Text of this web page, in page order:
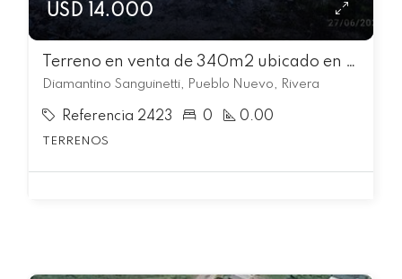
USD 14.000
Terreno en venta de 340m2 ubicado en Legislativo
Diamantino Sanguinetti, Pueblo Nuevo, Rivera
Referencia 2423 0 0.00
TERRENOS